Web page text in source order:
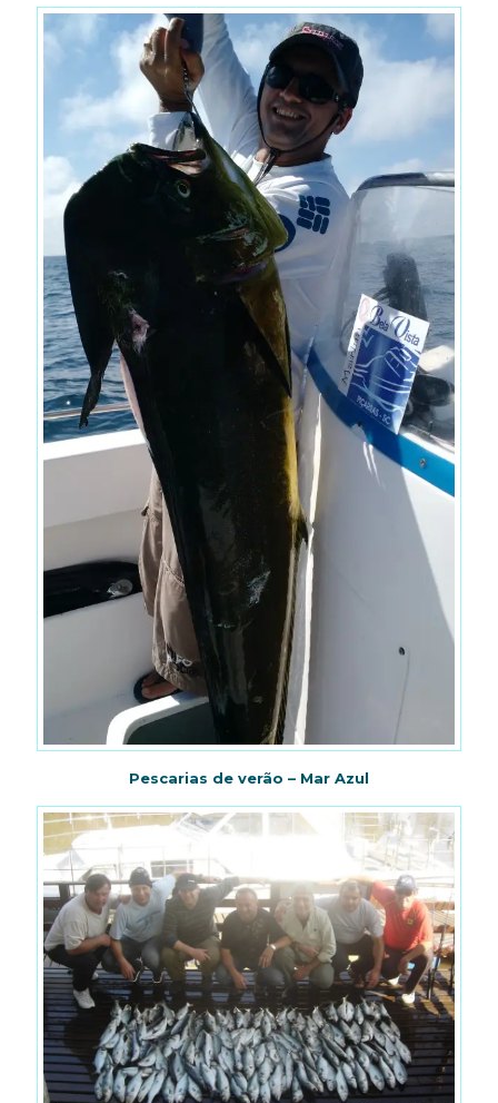
Pescarias de verão – Mar Azul